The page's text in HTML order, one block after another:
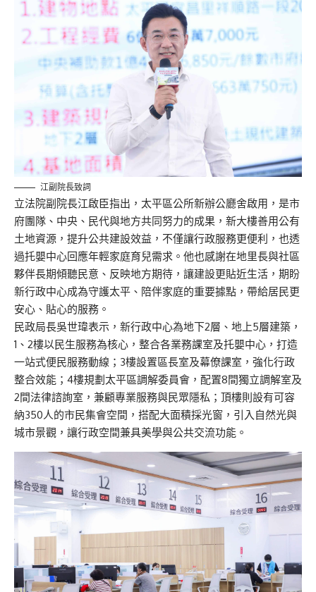
江副院長致詞
立法院副院長江啟臣指出，太平區公所新辦公廳舍啟用，是市
府團隊、中央、民代與地方共同努力的成果，新大樓善用公有
土地資源，提升公共建設效益，不僅讓行政服務更便利，也透
過托嬰中心回應年輕家庭育兒需求。他也感謝在地里長與社區
夥伴長期傾聽民意、反映地方期待，讓建設更貼近生活，期盼
新行政中心成為守護太平、陪伴家庭的重要據點，帶給居民更
安心、貼心的服務。
民政局長吳世瑋表示，新行政中心為地下2層、地上5層建築，
1、2樓以民生服務為核心，整合各業務課室及托嬰中心，打造
一站式便民服務動線；3樓設置區長室及幕僚課室，強化行政
整合效能；4樓規劃太平區調解委員會，配置8間獨立調解室及
2間法律諮詢室，兼顧專業服務與民眾隱私；頂樓則設有可容
納350人的市民集會空間，搭配大面積採光窗，引入自然光與
城市景觀，讓行政空間兼具美學與公共交流功能。